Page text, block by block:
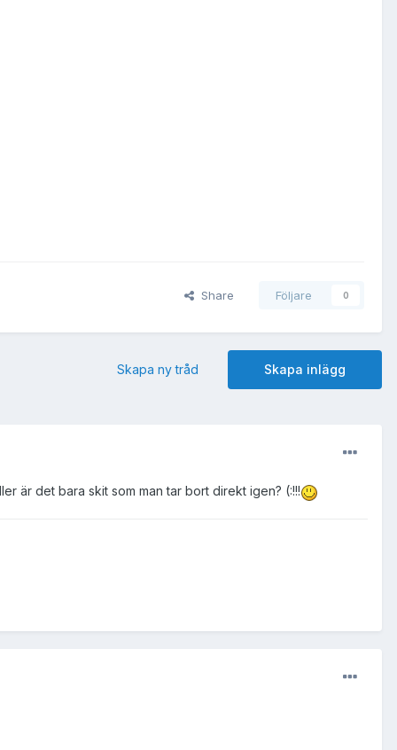
Share Följare 0
Skapa inlägg
Skapa ny tråd
är det bara skit som man tar bort direkt igen? (:!!!